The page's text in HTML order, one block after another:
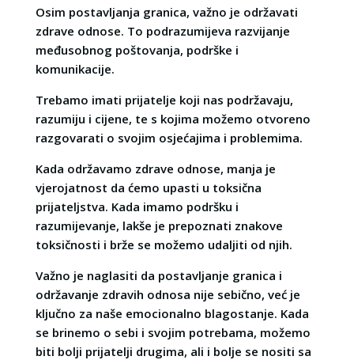
Osim postavljanja granica, važno je održavati
zdrave odnose. To podrazumijeva razvijanje
međusobnog poštovanja, podrške i
komunikacije.
Trebamo imati prijatelje koji nas podržavaju,
razumiju i cijene, te s kojima možemo otvoreno
razgovarati o svojim osjećajima i problemima.
Kada održavamo zdrave odnose, manja je
vjerojatnost da ćemo upasti u toksična
prijateljstva. Kada imamo podršku i
razumijevanje, lakše je prepoznati znakove
toksičnosti i brže se možemo udaljiti od njih.
Važno je naglasiti da postavljanje granica i
održavanje zdravih odnosa nije sebično, već je
ključno za naše emocionalno blagostanje. Kada
se brinemo o sebi i svojim potrebama, možemo
biti bolji prijatelji drugima, ali i bolje se nositi sa